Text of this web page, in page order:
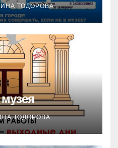
ТОДОРОВА
ТОДОРОВА